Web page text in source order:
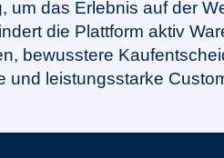
das Erlebnis auf der
die Plattform aktiv
bewusstere
leistungsstarke